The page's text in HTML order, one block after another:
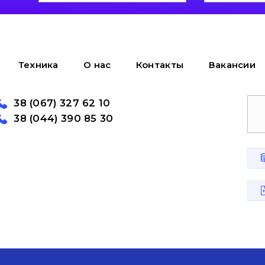
Техника О нас Контакты Вакансии
38 (067) 327 62 10
38 (044) 390 85 30